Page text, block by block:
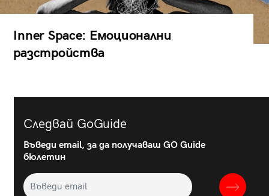
Inner Space: Емоционални
разстройства
Следвай GoGuide
Въведи email, за да получаваш GO Guide
бюлетин